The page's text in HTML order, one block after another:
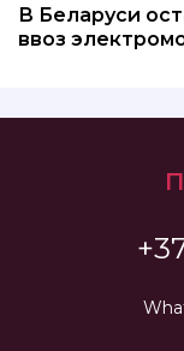
В Беларуси
ввоз